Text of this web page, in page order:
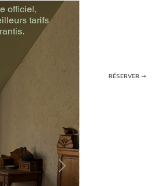
RÉSERVER ➞
officiel,
tarifs